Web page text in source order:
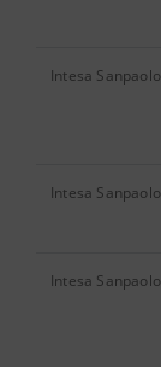
Intesa
Intesa
Intesa